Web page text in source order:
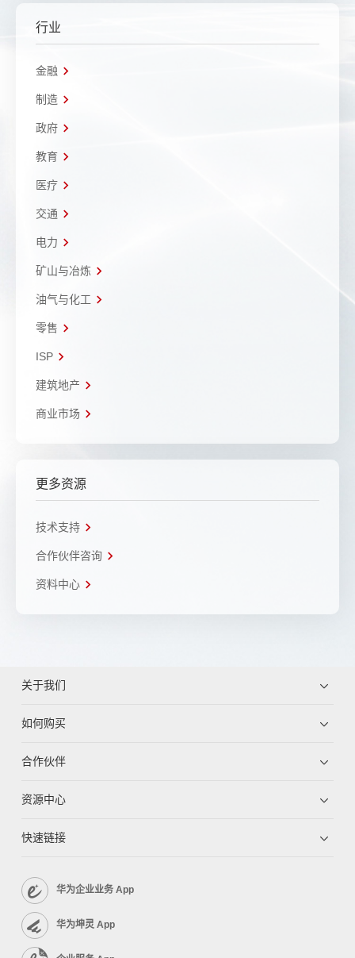
行业
金融
制造
政府
教育
医疗
交通
电力
矿山与冶炼
油气与化工
零售
ISP
建筑地产
商业市场
更多资源
技术支持
合作伙伴咨询
资料中心
关于我们
如何购买
合作伙伴
资源中心
快速链接
华为企业业务 App
华为坤灵 App